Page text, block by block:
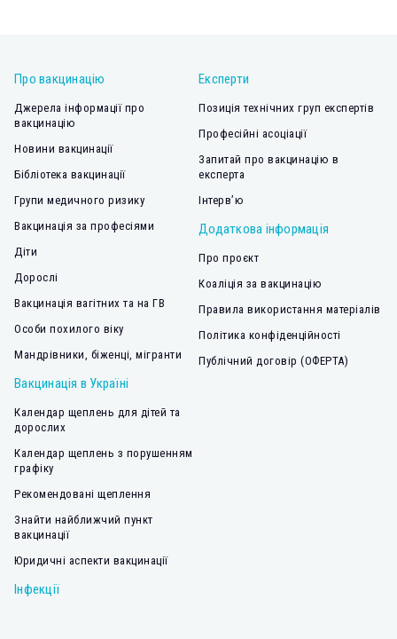
Про вакцинацію
Джерела інформації про
вакцинацію
Новини вакцинації
Бібліотека вакцинації
Групи медичного ризику
Вакцинація за професіями
Діти
Дорослі
Вакцинація вагітних та на ГВ
Особи похилого віку
Мандрівники, біженці, мігранти
Вакцинація в Україні
Календар щеплень для дітей та
дорослих
Календар щеплень з порушенням
графіку
Рекомендовані щеплення
Знайти найближчий пункт
вакцинації
Юридичні аспекти вакцинації
Інфекції
Експерти
Позиція технічних груп експертів
Професійні асоціації
Запитай про вакцинацію в
експерта
Інтерв’ю
Додаткова інформація
Про проєкт
Коаліція за вакцинацію
Правила використання матеріалів
Політика конфіденційності
Публічний договір (ОФЕРТА)